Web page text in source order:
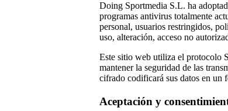
Doing Sportmedia S.L. ha
programas antivirus totalmente
personal, usuarios restringidos,
uso, alteración, acceso no
Este sitio web utiliza el protocolo
mantener la seguridad de las
cifrado codificará sus datos en un
Aceptación y